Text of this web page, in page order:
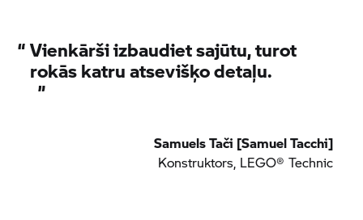
“Vienkārši izbaudiet sajūtu, turot
rokās katru atsevišķo detaļu.
”
Samuels Tači [Samuel Tacchi]
Konstruktors, LEGO® Technic